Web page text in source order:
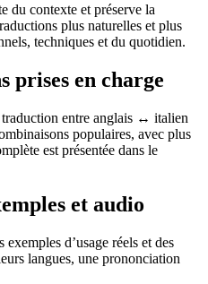
contexte et préserve la
plus naturelles et plus
techniques et du quotidien.
prises en charge
entre anglais ↔ italien
populaires, avec plus
est présentée dans le
et audio
d’usage réels et des
langues, une prononciation